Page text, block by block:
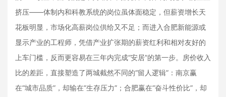
挤压——体制内和科教系统的岗位虽体面稳定，但薪资增长天
花板明显，市场化高薪岗位供给又不足；而进入合肥新能源或
显示产业的工程师，凭借产业扩张期的薪资红利和相对友好的
上车门槛，反而更容易在三年内完成“安居”的第一步。房价收入
比的差距，直接塑造了两城截然不同的“留人逻辑”：南京赢
在“城市品质”，却输在“生存压力”；合肥赢在“奋斗性价比”，却